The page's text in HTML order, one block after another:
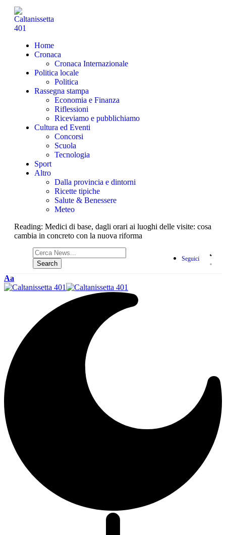
Home
Cronaca
Cronaca Internazionale
Politica locale
Politica
Rassegna stampa
Economia e Finanza
Riflessioni
Riceviamo e pubblichiamo
Cultura ed Eventi
Concorsi
Scuola
Tecnologia
Sport
Altro
Dalla provincia e dintorni
Ricette tipiche
Salute & Benessere
Meteo
Reading: Medici di base, dagli orari ai luoghi delle visite: cosa
cambia in concreto con la nuova riforma
Seguici
Aa